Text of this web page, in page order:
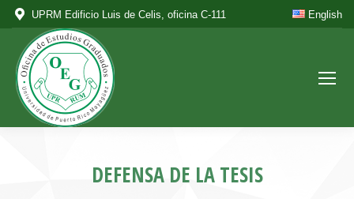
UPRM Edificio Luis de Celis, oficina C-111 English
DEFENSA DE LA TESIS